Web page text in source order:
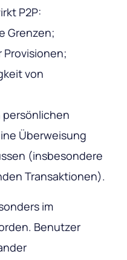
P2P:
Grenzen;
von
Überweisung
(insbesondere
Transaktionen).
im
Benutzer